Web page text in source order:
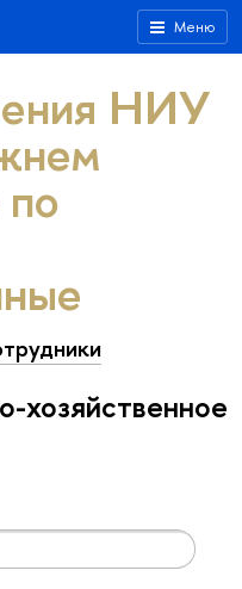
Меню
НИУ
хозяйственное